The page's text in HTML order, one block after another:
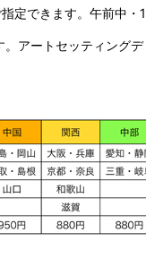
定できます。 午前中・
アートセッティング